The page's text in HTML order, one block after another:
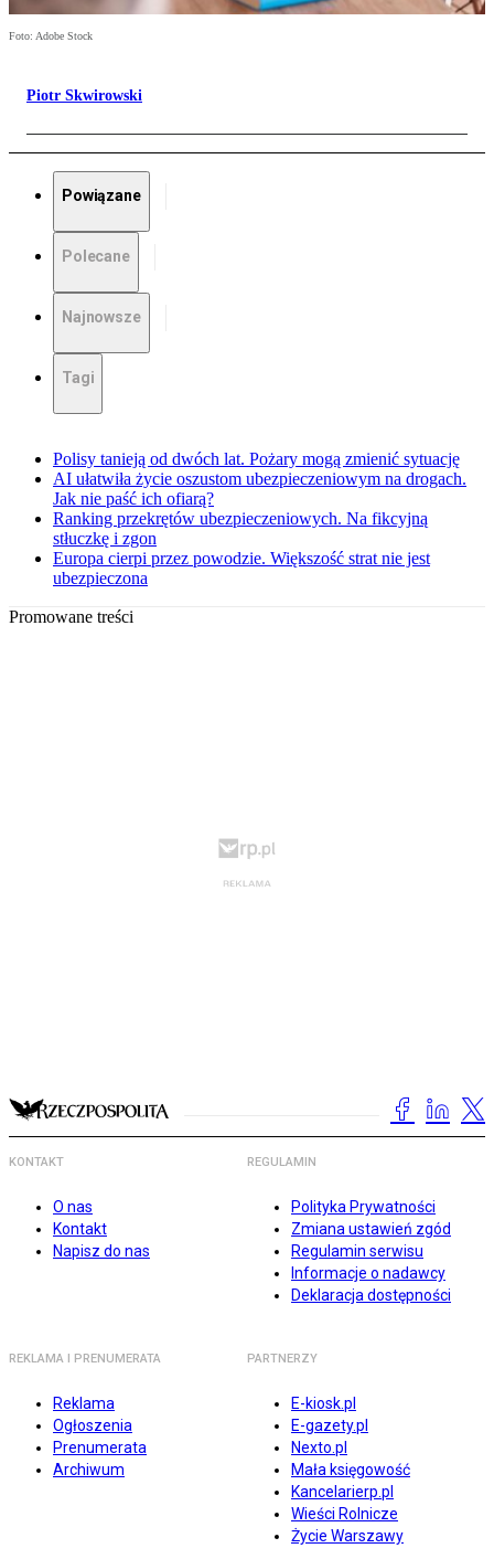
Foto: Adobe Stock
Piotr Skwirowski
Powiązane
Polecane
Najnowsze
Tagi
Polisy tanieją od dwóch lat. Pożary mogą zmienić sytuację
AI ułatwiła życie oszustom ubezpieczeniowym na drogach.
Jak nie paść ich ofiarą?
Ranking przekrętów ubezpieczeniowych. Na fikcyjną
stłuczkę i zgon
Europa cierpi przez powodzie. Większość strat nie jest
ubezpieczona
Promowane treści
KONTAKT
O nas
Kontakt
Napisz do nas
REGULAMIN
Polityka Prywatności
Zmiana ustawień zgód
Regulamin serwisu
Informacje o nadawcy
Deklaracja dostępności
REKLAMA I PRENUMERATA
Reklama
Ogłoszenia
Prenumerata
Archiwum
PARTNERZY
E-kiosk.pl
E-gazety.pl
Nexto.pl
Mała księgowość
Kancelarierp.pl
Wieści Rolnicze
Życie Warszawy